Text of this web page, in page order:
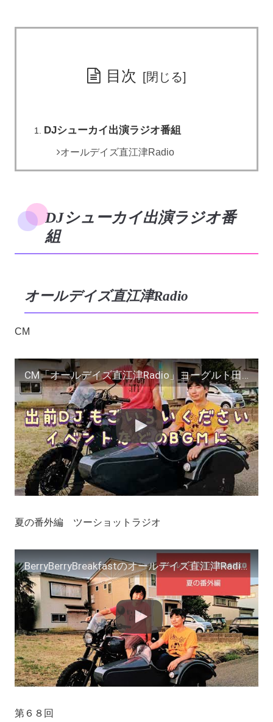
目次
DJシューカイ出演ラジオ番組
オールデイズ直江津Radio
DJシューカイ出演ラジオ番
組
オールデイズ直江津Radio
CM
CM「オールデイズ直江津Radio」ヨーグルト田中とDJシューカイ
夏の番外編 ツーショットラジオ
BerryBerryBreakfastのオールデイズ直江津Radio〜夏の番外編『オリンピックについて』ヨーグルト田中＆DJシューカイ直江津スタジオ収録
第６８回